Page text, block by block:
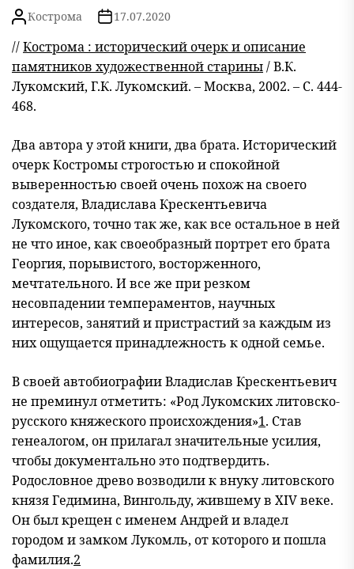
Кострома 17.07.2020
//Кострома : исторический очерк и описание
памятников художественной старины/ В.К.
Лукомский, Г.К. Лукомский. – Москва, 2002. – С. 444-
468.
Два автора у этой книги, два брата. Исторический
очерк Костромы строгостью и спокойной
выверенностью своей очень похож на своего
создателя, Владислава Крескентьевича
Лукомского, точно так же, как все остальное в ней
не что иное, как своеобразный портрет его брата
Георгия, порывистого, восторженного,
мечтательного. И все же при резком
несовпадении темпераментов, научных
интересов, занятий и пристрастий за каждым из
них ощущается принадлежность к одной семье.
В своей автобиографии Владислав Крескентьевич
не преминул отметить: «Род Лукомских литовско-
русского княжеского происхождения»1. Став
генеалогом, он прилагал значительные усилия,
чтобы документально это подтвердить.
Родословное древо возводили к внуку литовского
князя Гедимина, Вингольду, жившему в XIV веке.
Он был крещен с именем Андрей и владел
городом и замком Лукомль, от которого и пошла
фамилия.2